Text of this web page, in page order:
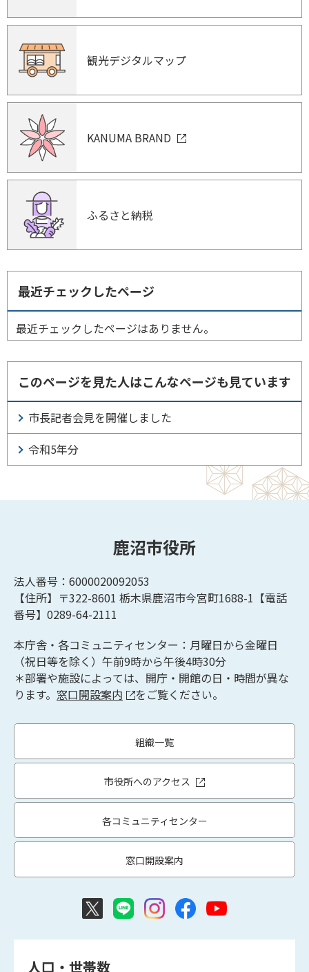
観光デジタルマップ
KANUMA BRAND
ふるさと納税
最近チェックしたページ
最近チェックしたページはありません。
このページを見た人はこんなページも見ています
市長記者会見を開催しました
令和5年分
鹿沼市役所
法人番号：6000020092053
【住所】〒322-8601 栃木県鹿沼市今宮町1688-1【電話
番号】0289-64-2111
本庁舎・各コミュニティセンター：月曜日から金曜日
（祝日等を除く）午前9時から午後4時30分
＊部署や施設によっては、開庁・開館の日・時間が異な
ります。 窓口開設案内 をご覧ください。
組織一覧
市役所へのアクセス
各コミュニティセンター
窓口開設案内
人口・世帯数